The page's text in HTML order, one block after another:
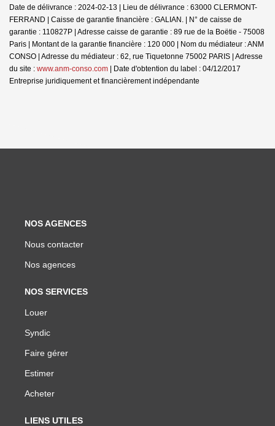
Date de délivrance : 2024-02-13 | Lieu de délivrance : 63000 CLERMONT-
FERRAND | Caisse de garantie financière : GALIAN. | N° de caisse de
garantie : 110827P | Adresse caisse de garantie : 89 rue de la Boëtie - 75008
Paris | Montant de la garantie financière : 120 000 | Nom du médiateur : ANM
CONSO | Adresse du médiateur : 62, rue Tiquetonne 75002 PARIS | Adresse
du site : www.anm-conso.com | Date d'obtention du label : 04/12/2017
Entreprise juridiquement et financièrement indépendante
NOS AGENCES
Nous contacter
Nos agences
NOS SERVICES
Louer
Syndic
Faire gérer
Estimer
Acheter
LIENS UTILES